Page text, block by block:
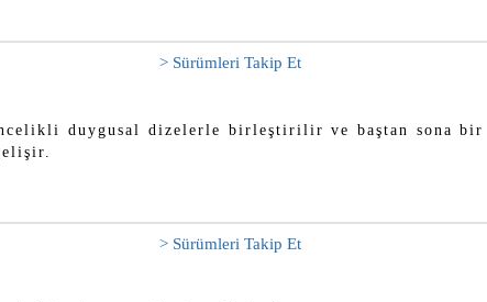
> Sürümleri Takip Et
duygusal dizelerle birleştirilir ve baştan sona bir
> Sürümleri Takip Et